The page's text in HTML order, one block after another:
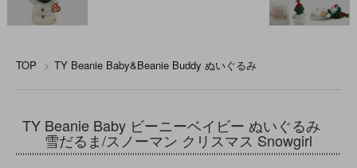
TOP > TY Beanie Baby&Beanie Buddy ぬいぐるみ
TY Beanie Baby ビーニーベイビー ぬいぐるみ
雪だるま/スノーマン クリスマス Snowgirl